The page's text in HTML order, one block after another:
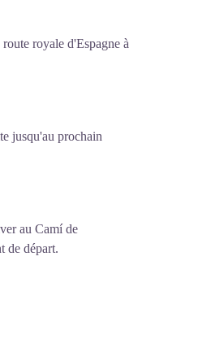
royale d'Espagne à
jusqu'au prochain
au Camí de
de départ.